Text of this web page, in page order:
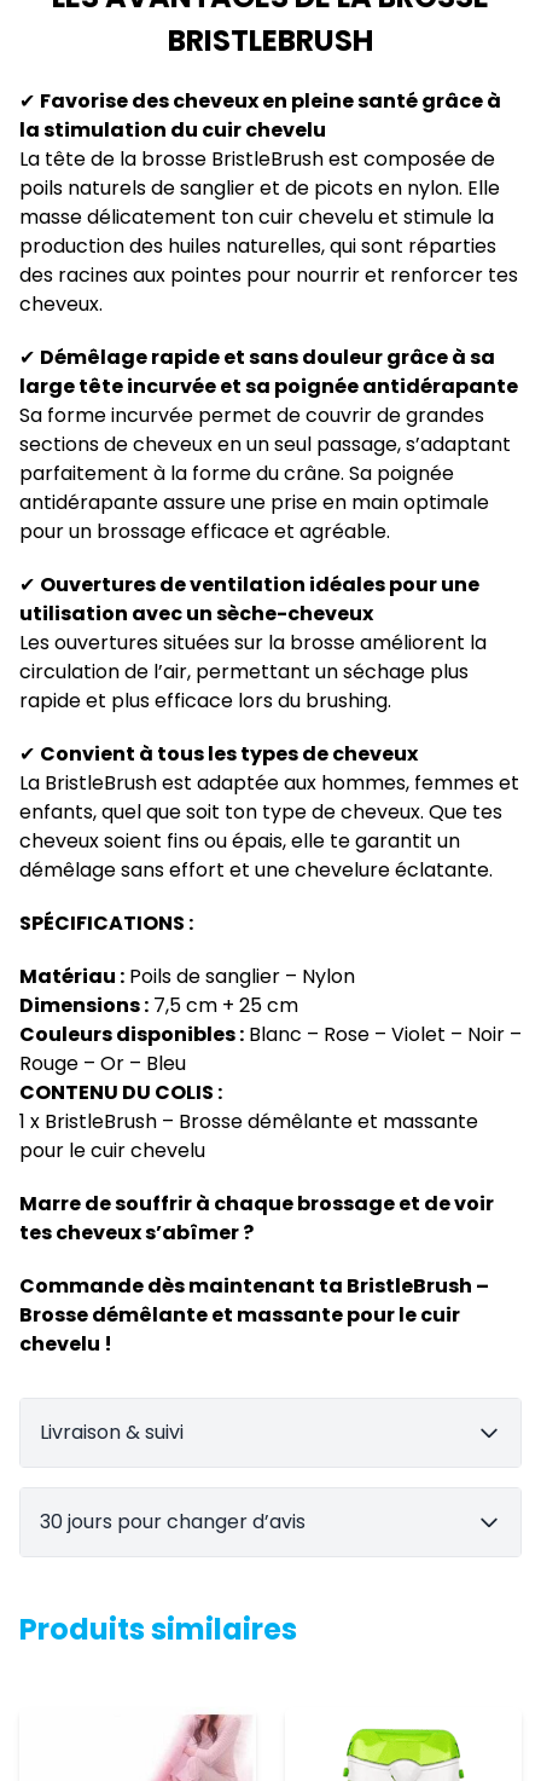
BRISTLEBRUSH
✔ Favorise des cheveux en pleine santé grâce à
la stimulation du cuir chevelu
La tête de la brosse BristleBrush est composée de
poils naturels de sanglier et de picots en nylon. Elle
masse délicatement ton cuir chevelu et stimule la
production des huiles naturelles, qui sont réparties
des racines aux pointes pour nourrir et renforcer tes
cheveux.
✔ Démêlage rapide et sans douleur grâce à sa
large tête incurvée et sa poignée antidérapante
Sa forme incurvée permet de couvrir de grandes
sections de cheveux en un seul passage, s’adaptant
parfaitement à la forme du crâne. Sa poignée
antidérapante assure une prise en main optimale
pour un brossage efficace et agréable.
✔ Ouvertures de ventilation idéales pour une
utilisation avec un sèche-cheveux
Les ouvertures situées sur la brosse améliorent la
circulation de l’air, permettant un séchage plus
rapide et plus efficace lors du brushing.
✔ Convient à tous les types de cheveux
La BristleBrush est adaptée aux hommes, femmes et
enfants, quel que soit ton type de cheveux. Que tes
cheveux soient fins ou épais, elle te garantit un
démêlage sans effort et une chevelure éclatante.
SPÉCIFICATIONS :
Matériau : Poils de sanglier – Nylon
Dimensions : 7,5 cm + 25 cm
Couleurs disponibles : Blanc – Rose – Violet – Noir –
Rouge – Or – Bleu
CONTENU DU COLIS :
1 x BristleBrush – Brosse démêlante et massante
pour le cuir chevelu
Marre de souffrir à chaque brossage et de voir
tes cheveux s’abîmer ?
Commande dès maintenant ta BristleBrush –
Brosse démêlante et massante pour le cuir
chevelu !
Livraison & suivi
30 jours pour changer d’avis
Produits similaires